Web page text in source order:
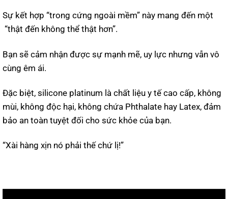
Sự kết hợp “trong cứng ngoài mềm” này mang đến một
“thật đến không thể thật hơn”.
Bạn sẽ cảm nhận được sự mạnh mẽ, uy lực nhưng vẫn vô
cùng êm ái.
Đặc biệt, silicone platinum là chất liệu y tế cao cấp, không
mùi, không độc hại, không chứa Phthalate hay Latex, đảm
bảo an toàn tuyệt đối cho sức khỏe của bạn.
“Xài hàng xịn nó phải thế chứ lị!”